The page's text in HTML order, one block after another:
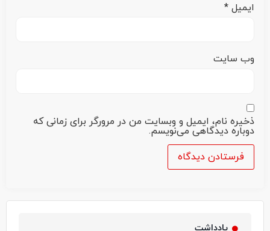
ایمیل *
وب‌ سایت
ذخیره نام، ایمیل و وبسایت من در مرورگر برای زمانی که
دوباره دیدگاهی می‌نویسم.
یادداشت